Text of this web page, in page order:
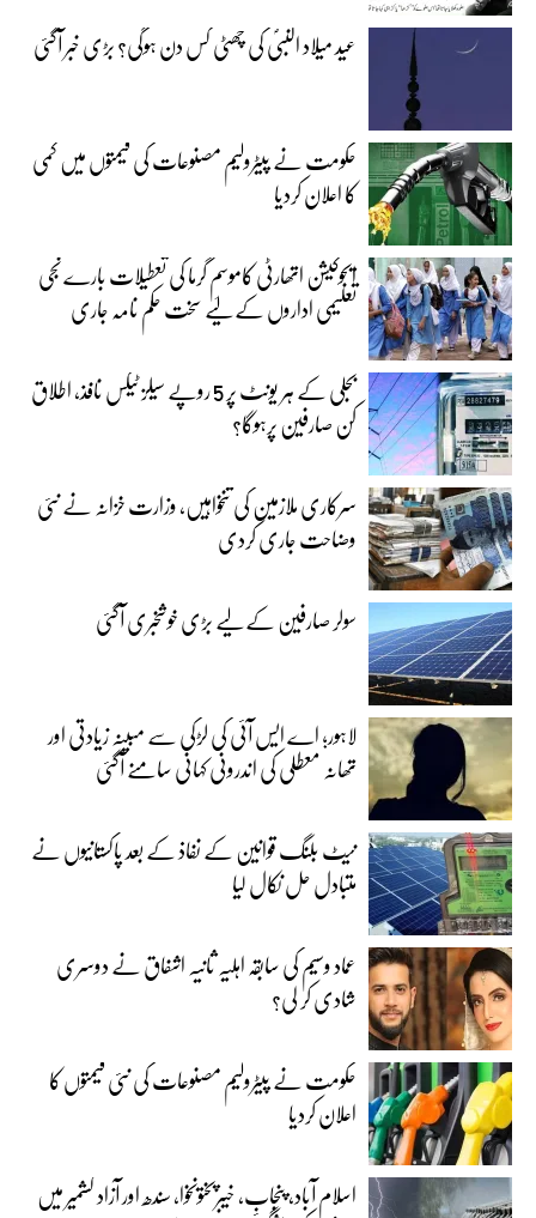
عید میلاد النبیؐ کی چھٹی کس دن ہوگی؟ بڑی خبر آگئی
حکومت نے پیٹرولیم مصنوعات کی قیمتوں میں کمی
کا اعلان کردیا
ایجوکیشن اتھارٹی کاموسمِ گرما کی تعطیلات بارے نجی
تعلیمی اداروں کے لیے سخت حکم نامہ جاری
بجلی کے ہر یونٹ پر 5 روپے سیلز ٹیکس نافذ، اطلاق
کن صارفین پرہوگا؟
سرکاری ملازمین کی تنخواہیں، وزارت خزانہ نے نئی
وضاحت جاری کردی
سولر صارفین کے لیے بڑی خوشخبری آگئی
لاہور؛ اے ایس آئی کی لڑکی سے مبینہ زیادتی اور
تھانہ معطلی کی اندرونی کہانی سامنے آگئی
نیٹ بلنگ قوانین کے نفاذ کے بعد پاکستانیوں نے
متبادل حل نکال لیا
عماد وسیم کی سابقہ اہلیہ ثانیہ اشفاق نے دوسری
شادی کر لی؟
حکومت نے پیٹرولیم مصنوعات کی نئی قیمتوں کا
اعلان کردیا
اسلام آباد، پنجاب، خیبرپختونخوا، سندھ اور آزاد کشمیر میں